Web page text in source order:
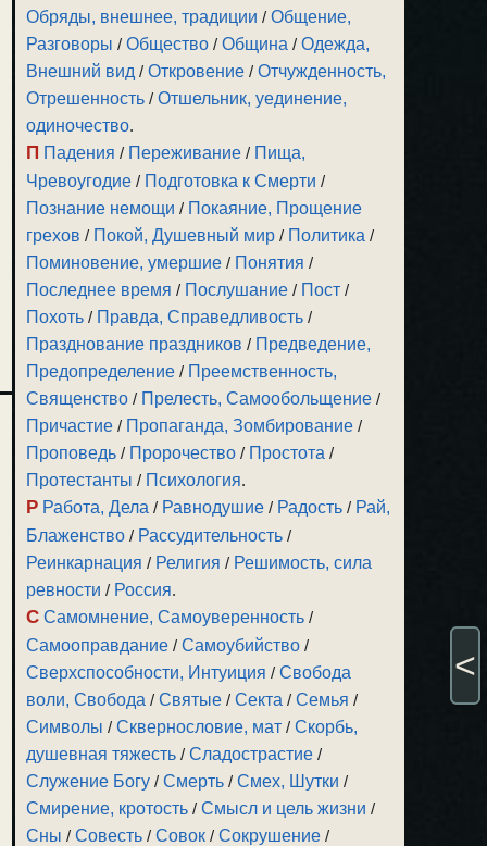
Обряды, внешнее, традиции /Общение,
Разговоры /Общество /Община /Одежда,
Внешний вид /Откровение /Отчужденность,
Отрешенность /Отшельник, уединение,
одиночество.
П Падения / Переживание / Пища,
Чревоугодие / Подготовка к Смерти /
Познание немощи / Покаяние, Прощение
грехов / Покой, Душевный мир / Политика /
Поминовение, умершие / Понятия /
Последнее время / Послушание / Пост /
Похоть / Правда, Справедливость /
Празднование праздников / Предведение,
Предопределение / Преемственность,
Священство / Прелесть, Самообольщение /
Причастие / Пропаганда, Зомбирование /
Проповедь / Пророчество / Простота /
Протестанты / Психология.
Р Работа, Дела / Равнодушие / Радость / Рай,
Блаженство / Рассудительность /
Реинкарнация / Религия / Решимость, сила
ревности / Россия.
С Самомнение, Самоуверенность /
Самооправдание /Самоубийство /
Сверхспособности, Интуиция /Свобода
воли, Свобода /Святые /Секта /Семья /
Символы /Сквернословие, мат /Скорбь,
душевная тяжесть /Сладострастие /
Служение Богу /Смерть /Смех, Шутки /
Смирение, кротость /Смысл и цель жизни /
Сны /Совесть /Совок /Сокрушение /
<